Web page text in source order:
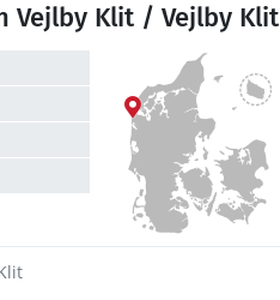
Vejlby Klit / Vejlby Klit